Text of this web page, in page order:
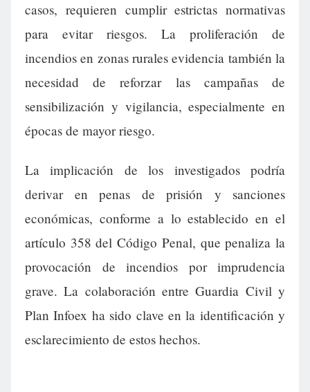
casos, requieren cumplir estrictas normativas
para evitar riesgos. La proliferación de
incendios en zonas rurales evidencia también la
necesidad de reforzar las campañas de
sensibilización y vigilancia, especialmente en
épocas de mayor riesgo.
La implicación de los investigados podría
derivar en penas de prisión y sanciones
económicas, conforme a lo establecido en el
artículo 358 del Código Penal, que penaliza la
provocación de incendios por imprudencia
grave. La colaboración entre Guardia Civil y
Plan Infoex ha sido clave en la identificación y
esclarecimiento de estos hechos.